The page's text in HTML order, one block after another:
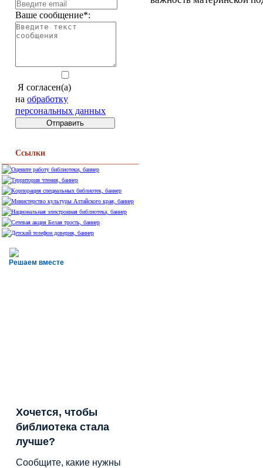
Ваше сообщение*:
Я согласен(а)
на обработку
персональных данных
Ссылки
Решаем вместе
Хочется, чтобы
библиотека стала
лучше?
Сообщите, какие нужны